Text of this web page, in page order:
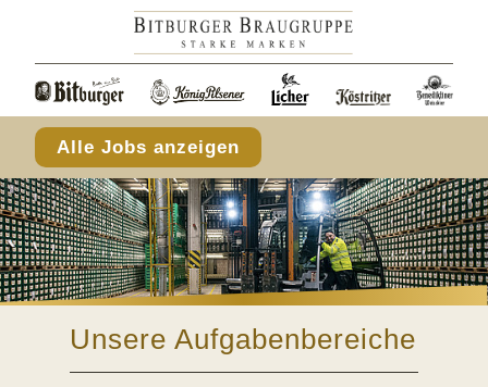
Alle Jobs anzeigen
Unsere Aufgabenbereiche